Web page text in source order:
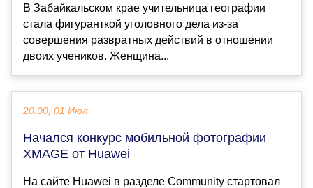
В Забайкальском крае учительница географии
стала фигуранткой уголовного дела из-за
совершения развратных действий в отношении
двоих учеников. Женщина...
20:00, 01 Июл
Начался конкурс мобильной фотографии
XMAGE от Huawei
На сайте Huawei в разделе Community стартовал